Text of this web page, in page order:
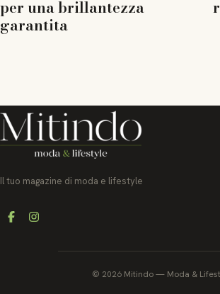
per una brillantezza
garantita
Il tuo magazine di moda e lifestyle
FacebookInstagram
© 2026 Mitindo— Moda &